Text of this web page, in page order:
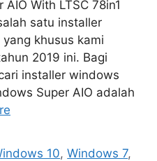
With LTSC 78in1
satu installer
khusus kami
2019 ini. Bagi
installer windows
Super AIO adalah
10,Windows 7,